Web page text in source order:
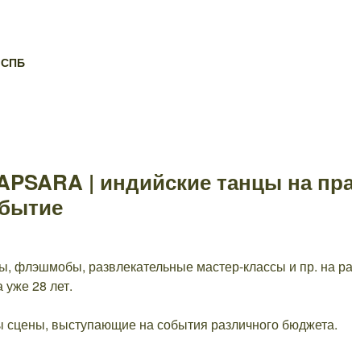
| индийские танцы на
флэшмобы, развлекательные мастер-классы и пр. на
28 лет.
выступающие на события различного бюджета.